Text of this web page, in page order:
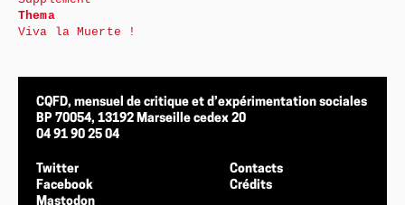
Thema
Viva la Muerte !
CQFD, mensuel de critique et d’expérimentation sociales
BP 70054, 13192 Marseille cedex 20
04 91 90 25 04
Twitter
Facebook
Mastodon
Contacts
Crédits